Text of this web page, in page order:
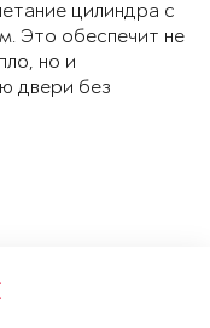
цилиндра с
Это обеспечит не
но и
двери без